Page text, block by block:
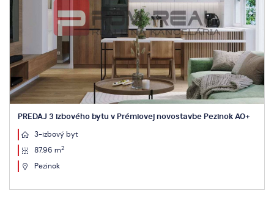
PREDAJ 2 izbového bytu v Prémiovej novostavbe Pezinok A0+
3-izbový byt
70.23 m2
Pezinok